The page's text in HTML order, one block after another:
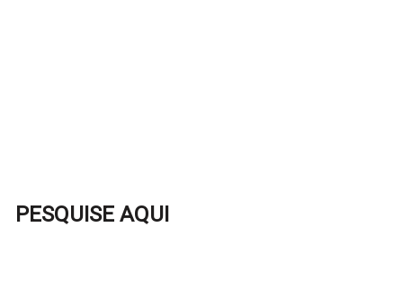
PESQUISE AQUI